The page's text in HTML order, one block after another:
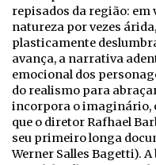
repisados da região: em
natureza por vezes
plasticamente
avança, a narrativa
emocional dos
do realismo para
incorpora o imaginário,
que o diretor Rafhael
seu primeiro longa
Werner Salles Bagetti).